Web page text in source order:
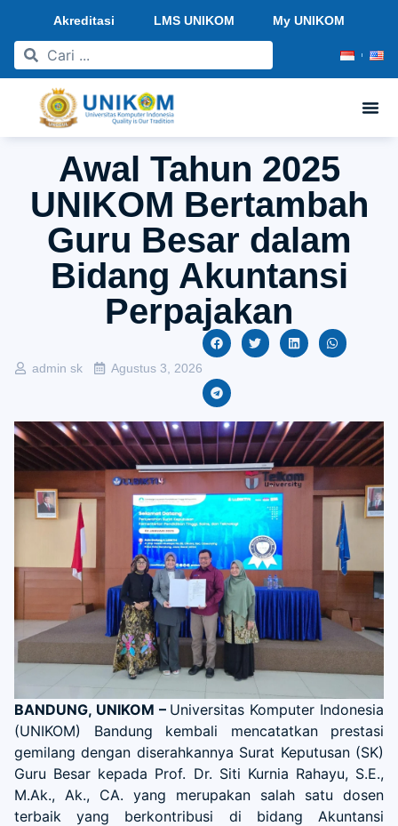
Akreditasi LMS UNIKOM My UNIKOM
Awal Tahun 2025
UNIKOM Bertambah
Guru Besar dalam
Bidang Akuntansi
Perpajakan
admin sk Agustus 3, 2026
BANDUNG, UNIKOM – Universitas Komputer Indonesia
(UNIKOM) Bandung kembali mencatatkan prestasi
gemilang dengan diserahkannya Surat Keputusan (SK)
Guru Besar kepada Prof. Dr. Siti Kurnia Rahayu, S.E.,
M.Ak., Ak., CA. yang merupakan salah satu dosen
terbaik yang berkontribusi di bidang Akuntansi